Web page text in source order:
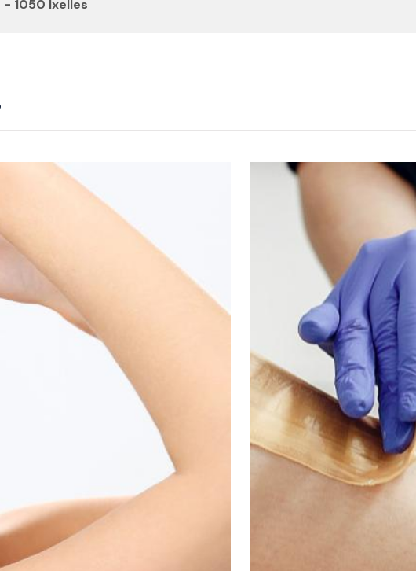
1050 Ixelles